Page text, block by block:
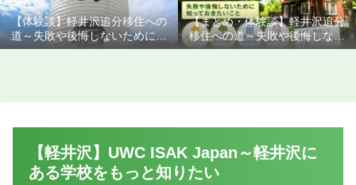
【体験談】軽井沢追分移住への
道～失敗や後悔しないために知
っておきたいこと
【まとめ・体験談】軽井沢追分
移住への道～失敗や後悔しない
ために知っておきたいこと
【軽井沢】UWC ISAK Japan～軽井沢に
ある学校をもっと知りたい